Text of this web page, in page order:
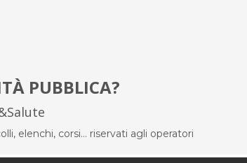
PUBBLICA?
elenchi, corsi... riservati agli operatori